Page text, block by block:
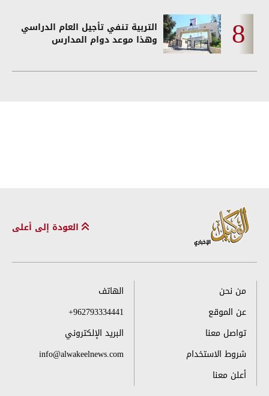
التربية تنفي تأجيل العام الدراسي
وهذا موعد دوام المدارس
العودة إلى أعلى
من نحن
عن الموقع
تواصل معنا
شروط الاستخدام
أعلن معنا
الهاتف
+962793334441
البريد الإلكتروني
info@alwakeelnews.com